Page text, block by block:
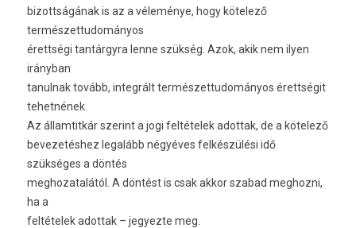
bizottságának is az a véleménye, hogy kötelező
természettudományos
érettségi tantárgyra lenne szükség. Azok, akik nem ilyen
irányban
tanulnak tovább, integrált természettudományos érettségit
tehetnének.
Az államtitkár szerint a jogi feltételek adottak, de a kötelező
bevezetéshez legalább négyéves felkészülési idő
szükséges a döntés
meghozatalától. A döntést is csak akkor szabad meghozni,
ha a
feltételek adottak – jegyezte meg.